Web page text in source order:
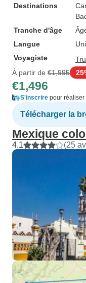
Destinations
Tranche d'âge
Langue
Voyagiste
À partir de €1,995
€1,496
S'inscrire pour
Télécharger la
Mexique
4.1 (25